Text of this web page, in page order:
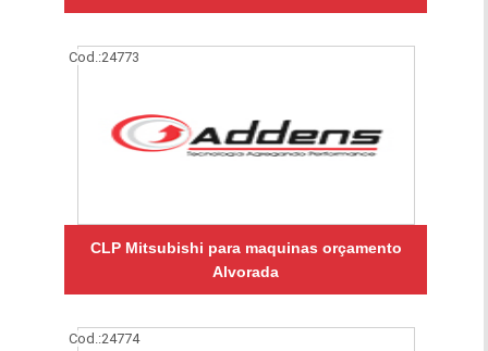
Cod.:24773
CLP Mitsubishi para maquinas orçamento
Alvorada
Cod.:24774